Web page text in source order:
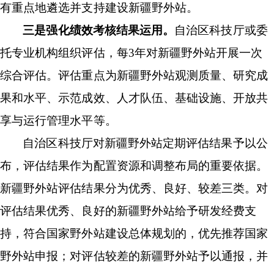
有重点地遴选并支持建设新疆野外站。
三是强化绩效考核结果运用。 自治区科技厅或委
托专业机构组织评估，每3年对新疆野外站开展一次
综合评估。评估重点为新疆野外站观测质量、研究成
果和水平、示范成效、人才队伍、基础设施、开放共
享与运行管理水平等。
自治区科技厅对新疆野外站定期评估结果予以公
布，评估结果作为配置资源和调整布局的重要依据。
新疆野外站评估结果分为优秀、良好、较差三类。对
评估结果优秀、良好的新疆野外站给予研发经费支
持，符合国家野外站建设总体规划的，优先推荐国家
野外站申报；对评估较差的新疆野外站予以通报，并